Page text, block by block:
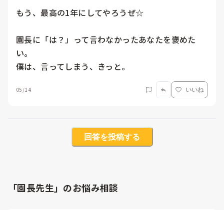
もう、最高の1年にしてやろうぜ☆
園長に「は？」って言わなかったあなたを褒めた
い。
僕は、言ってしまう、きっと。
05/14 いいね
回答を投稿する
「園長先生」のお悩み相談